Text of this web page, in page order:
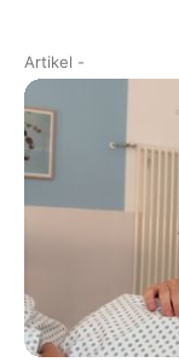
Artikel -